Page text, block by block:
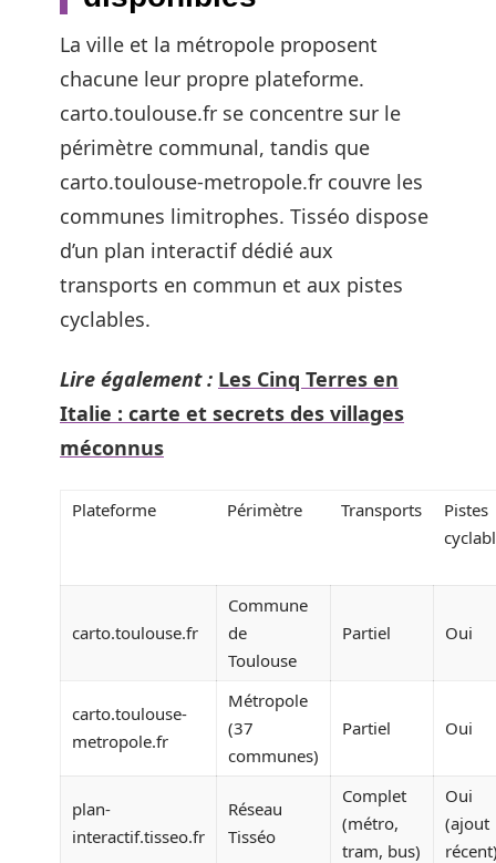
La ville et la métropole proposent
chacune leur propre plateforme.
carto.toulouse.fr se concentre sur le
périmètre communal, tandis que
carto.toulouse-metropole.fr couvre les
communes limitrophes. Tisséo dispose
d’un plan interactif dédié aux
transports en commun et aux pistes
cyclables.
Lire également : Les Cinq Terres en
Italie : carte et secrets des villages
méconnus
Plateforme Périmètre Transports
Pistes
carto.toulouse.fr
Commune
de
Toulouse
Partiel Oui
carto.toulouse-
metropole.fr
Métropole
(37
communes)
Partiel Oui
plan-
interactif.tisseo.fr
Réseau
Tisséo
Complet
(métro,
tram, bus)
Oui
(ajout